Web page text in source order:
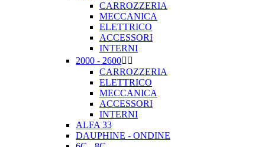
CARROZZERIA
MECCANICA
ELETTRICO
ACCESSORI
INTERNI
2000 - 2600 
CARROZZERIA
ELETTRICO
MECCANICA
ACCESSORI
INTERNI
ALFA 33
DAUPHINE - ONDINE